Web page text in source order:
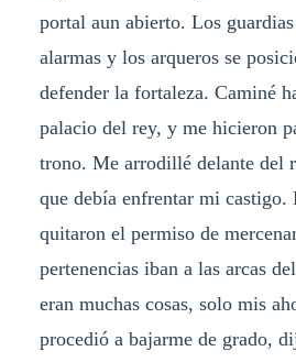
portal aun abierto. Los
alarmas y los arqueros se
defender la fortaleza. Caminé
palacio del rey, y me hicieron
trono. Me arrodillé delante del
que debía enfrentar mi
quitaron el permiso de
pertenencias iban a las arcas
eran muchas cosas, solo mis
procedió a bajarme de grado,